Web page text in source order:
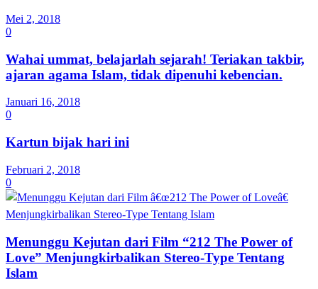
Mei 2, 2018
0
Wahai ummat, belajarlah sejarah! Teriakan takbir,
ajaran agama Islam, tidak dipenuhi kebencian.
Januari 16, 2018
0
Kartun bijak hari ini
Februari 2, 2018
0
Menunggu Kejutan dari Film “212 The Power of
Love” Menjungkirbalikan Stereo-Type Tentang
Islam